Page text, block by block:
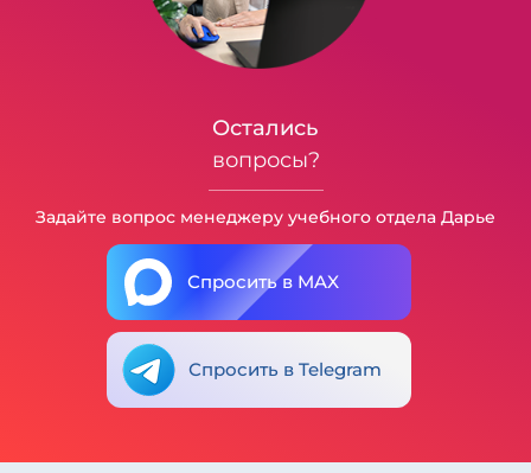
Остались
вопросы?
Задайте вопрос менеджеру учебного отдела Дарье
Спросить в MAX
Спросить в Telegram